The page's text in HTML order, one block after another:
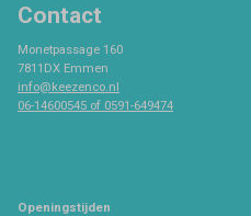
Contact
Monetpassage 160
7811DX Emmen
info@keezenco.nl
06-14600545 of 0591-649474
Openingstijden